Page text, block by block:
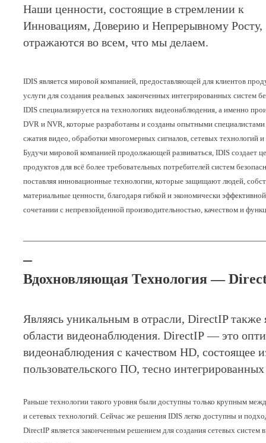
Наши ценности, состоящие в стремлении к
Инновациям, Доверию и Непрерывному Росту,
отражаются во всем, что мы делаем.
IDIS является мировой компанией, предоставляющей для клиентов
услуги для создания реальных законченных интегрированных систем
IDIS специализируется на технологиях видеонаблюдения, а именно
DVR и NVR, которые разработаны и созданы опытными специалистами
сжатия видео, обработки многомерных сигналов, сетевых технологий
Будучи мировой компанией продолжающей развиваться, IDIS создает
продуктов для всё более требовательных потребителей систем
поставляя инновационные технологии, которые защищают людей,
материальные ценности, благодаря гибкой и экономически
сочетании с непревзойденной производительностью, качеством и
Вдохновляющая Технология —
Являясь уникальным в отрасли, DirectIP
области видеонаблюдения. DirectIP — это
видеонаблюдения с качеством HD, состоящее
пользовательского ПО, тесно
Раньше технологии такого уровня были доступны только крупным
и сетевых технологий. Сейчас же решения IDIS легко доступны и
DirectIP является законченным решением для создания сетевых